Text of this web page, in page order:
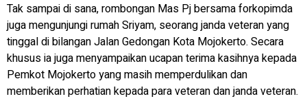
Tak sampai di sana, rombongan Mas Pj bersama forkopimda
juga mengunjungi rumah Sriyam, seorang janda veteran yang
tinggal di bilangan Jalan Gedongan Kota Mojokerto. Secara
khusus ia juga menyampaikan ucapan terima kasihnya kepada
Pemkot Mojokerto yang masih memperdulikan dan
memberikan perhatian kepada para veteran dan janda veteran.